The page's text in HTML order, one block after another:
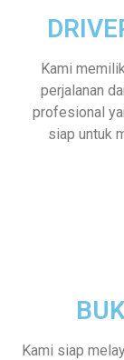
Kami
perjalanan
profesional
siap untuk
Kami siap